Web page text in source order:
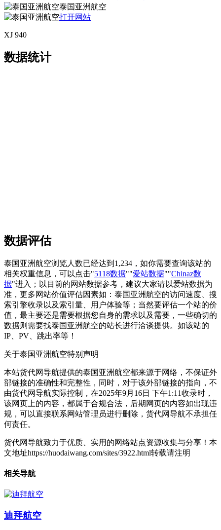
泰国亚洲航空
打开网站
XJ 940
数据统计
数据评估
泰国亚洲航空浏览人数已经达到1,234，如你需要查询该站的
相关权重信息，可以点击"5118数据""爱站数据""Chinaz数
据"进入；以目前的网站数据参考，建议大家请以爱站数据为
准，更多网站价值评估因素如：泰国亚洲航空的访问速度、搜
索引擎收录以及索引量、用户体验等；当然要评估一个站的价
值，最主要还是需要根据您自身的需求以及需要，一些确切的
数据则需要找泰国亚洲航空的站长进行洽谈提供。如该站的
IP、PV、跳出率等！
关于泰国亚洲航空特别声明
本站货代网导航提供的泰国亚洲航空都来源于网络，不保证外
部链接的准确性和完整性，同时，对于该外部链接的指向，不
由货代网导航实际控制，在2025年9月16日 下午1:11收录时，
该网页上的内容，都属于合规合法，后期网页的内容如出现违
规，可以直接联系网站管理员进行删除，货代网导航不承担任
何责任。
货代网导航致力于优质、实用的网络站点资源收集与分享！ 本
文地址https://huodaiwang.com/sites/3922.html转载请注明
相关导航
迪拜航空